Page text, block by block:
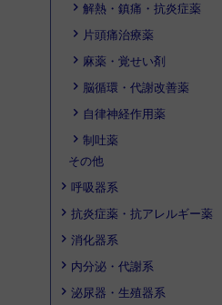
解熱・鎮痛・抗炎症薬
片頭痛治療薬
麻薬・覚せい剤
脳循環・代謝改善薬
自律神経作用薬
制吐薬
その他
呼吸器系
抗炎症薬・抗アレルギー薬
消化器系
内分泌・代謝系
泌尿器・生殖器系